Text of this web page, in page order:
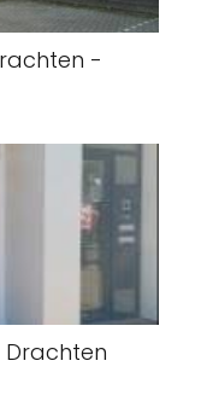
-